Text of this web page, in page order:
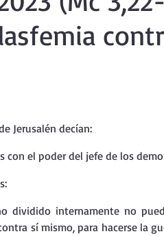
y Coronilla Oraciones
breves
Jerusalén decían:
con el poder del jefe de los
dividido internamente no
sí mismo, para hacerse la